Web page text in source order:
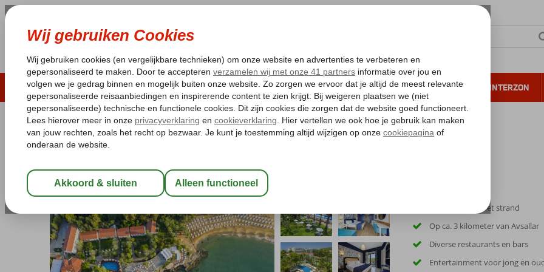
LAST MINUTE ZOMER 2026 ZONVAKANTIE VERRE REIZEN ALL INCLUSIVE WINTERZON
Pakketgarantie Laagsteprijsgarantie* Gratis annuleren*
Home
Turkije Turkse Riviera
Utopia Beach Club
Ultra All Inclusive -Hotel
Ligt direct aan het strand
Op ca. 3 kilometer van Avsallar
Diverse restaurants en bars
Entertainment voor jong en